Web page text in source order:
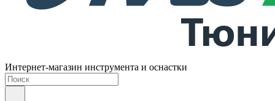
Интернет-магазин инструмента и оснастки